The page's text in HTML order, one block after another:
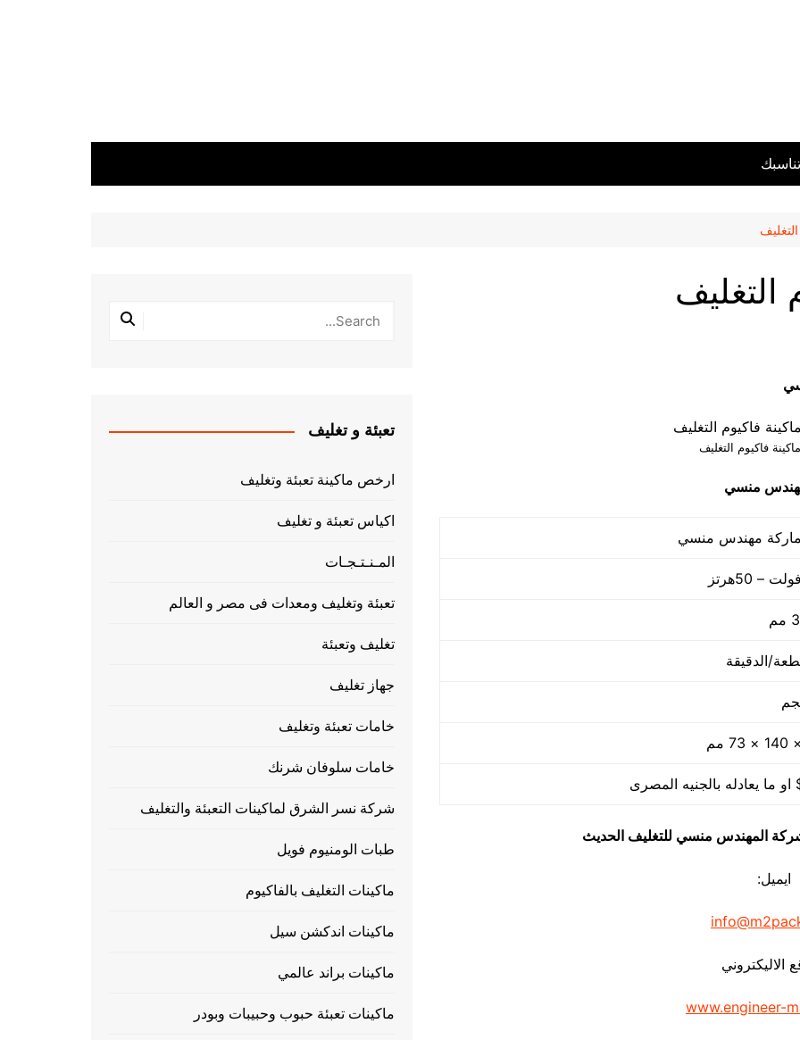
التغليف
فاكيوم التغليف
منسي
شركة المهندس منسي للتغليف الحديث
ايميل:
الاليكتروني
www.engineer-
تعبئة و تغليف
ارخص ماكينة تعبئة وتغليف
اكياس تعبئة و تغليف
المـنـتـجـات
تعبئة وتغليف ومعدات فى مصر و العالم
تغليف وتعبئة
جهاز تغليف
خامات تعبئة وتغليف
خامات سلوفان شرنك
شركة نسر الشرق لماكينات التعبئة والتغليف
طبات الومنيوم فويل
ماكينات التغليف بالفاكيوم
ماكينات اندكشن سيل
ماكينات براند عالمي
ماكينات تعبئة حبوب وحبيبات وبودر